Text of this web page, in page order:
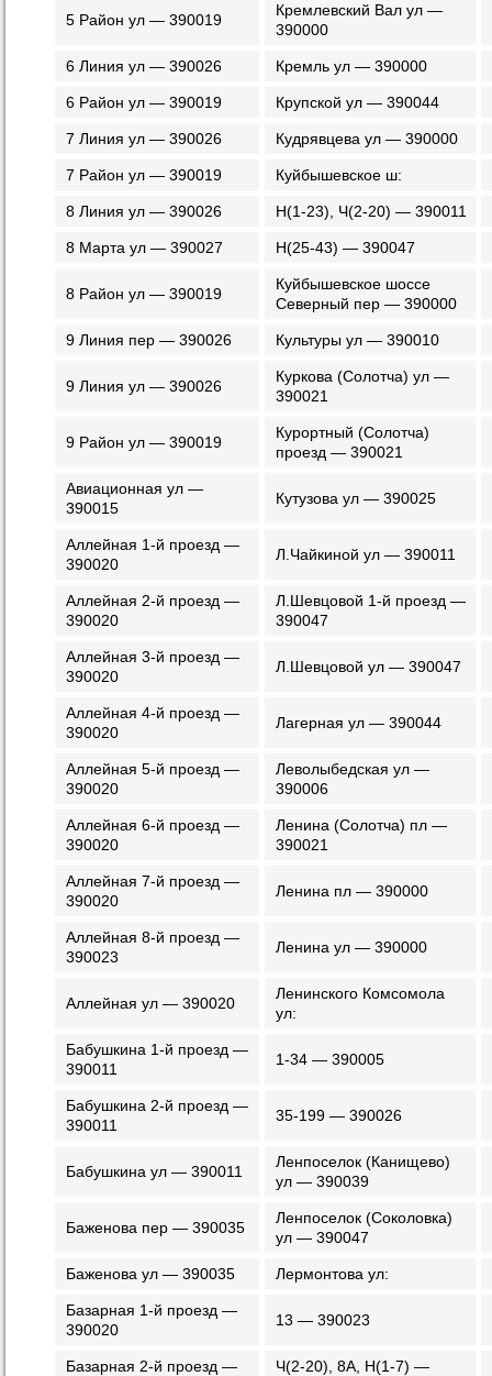
5 Район ул — 390019
Кремлевский Вал ул —
390000
6 Линия ул — 390026 Кремль ул — 390000
6 Район ул — 390019 Крупской ул — 390044
7 Линия ул — 390026 Кудрявцева ул — 390000
7 Район ул — 390019 Куйбышевское ш:
8 Линия ул — 390026 Н(1-23), Ч(2-20) — 390011
8 Марта ул — 390027 Н(25-43) — 390047
8 Район ул — 390019
Куйбышевское шоссе
Северный пер — 390000
9 Линия пер — 390026 Культуры ул — 390010
9 Линия ул — 390026
Куркова (Солотча) ул —
390021
9 Район ул — 390019
Курортный (Солотча)
проезд — 390021
Авиационная ул —
390015
Кутузова ул — 390025
Аллейная 1-й проезд —
390020
Л.Чайкиной ул — 390011
Аллейная 2-й проезд —
390020
Л.Шевцовой 1-й проезд —
390047
Аллейная 3-й проезд —
390020
Л.Шевцовой ул — 390047
Аллейная 4-й проезд —
390020
Лагерная ул — 390044
Аллейная 5-й проезд —
390020
Леволыбедская ул —
390006
Аллейная 6-й проезд —
390020
Ленина (Солотча) пл —
390021
Аллейная 7-й проезд —
390020
Ленина пл — 390000
Аллейная 8-й проезд —
390023
Ленина ул — 390000
Аллейная ул — 390020
Ленинского Комсомола
ул:
Бабушкина 1-й проезд —
390011
1-34 — 390005
Бабушкина 2-й проезд —
390011
35-199 — 390026
Бабушкина ул — 390011
Ленпоселок (Канищево)
ул — 390039
Баженова пер — 390035
Ленпоселок (Соколовка)
ул — 390047
Баженова ул — 390035 Лермонтова ул:
Базарная 1-й проезд —
390020
13 — 390023
Базарная 2-й проезд —
Ч(2-20), 8А, Н(1-7) —